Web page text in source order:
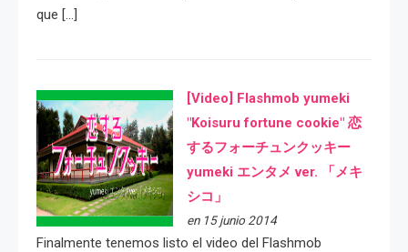
que […]
[Video] Flashmob yumeki
"Koisuru fortune cookie" 恋
するフォーチュンクッキー
yumeki エンタメ ver. 「メキ
シコ」
en 15 junio 2014
Finalmente tenemos listo el video del Flashmob